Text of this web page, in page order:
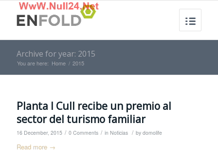
Archive for year: 2015
You are here: Home / 2015
Planta I Cull recibe un premio al
sector del turismo familiar
16 December, 2015 / 0 Comments / in Noticias / by domolife
Read more→